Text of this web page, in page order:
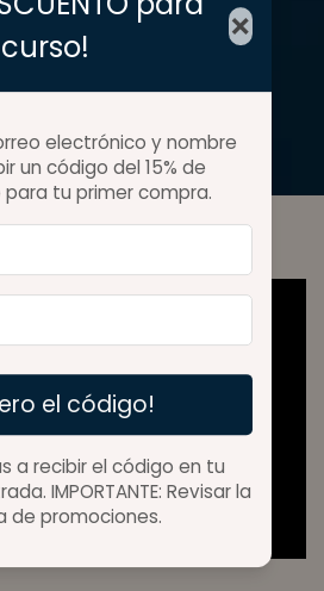
planes terapéuticos
×
electrónico y nombre
un código del 15% de
tu primer compra.
el código!
a recibir el código en tu
IMPORTANTE: Revisar la
de promociones.